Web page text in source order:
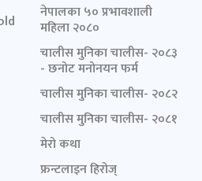
नेपालका ५० प्रभावशाली
महिला २०८०
चालीस मुनिका चालीस- २०८३
- छनोट मनोनयन फर्म
चालीस मुनिका चालीस- २०८२
चालीस मुनिका चालीस- २०८१
मेरो कथा
फ्रन्टलाइन हिरोज्